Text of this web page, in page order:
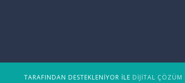
TARAFINDAN DESTEKLENIYOR ILE DIJITAL ÇÖZÜM